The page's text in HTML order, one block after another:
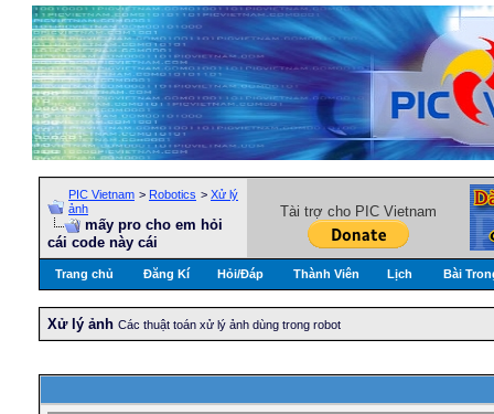
PIC Vietnam > Robotics > Xử lý
ảnh
mấy pro cho em hỏi
cái code này cái
Tài trợ cho PIC Vietnam
Trang chủ Đăng Kí Hỏi/Ðáp Thành Viên Lịch Bài
Xử lý ảnh Các thuật toán xử lý ảnh dùng trong robot